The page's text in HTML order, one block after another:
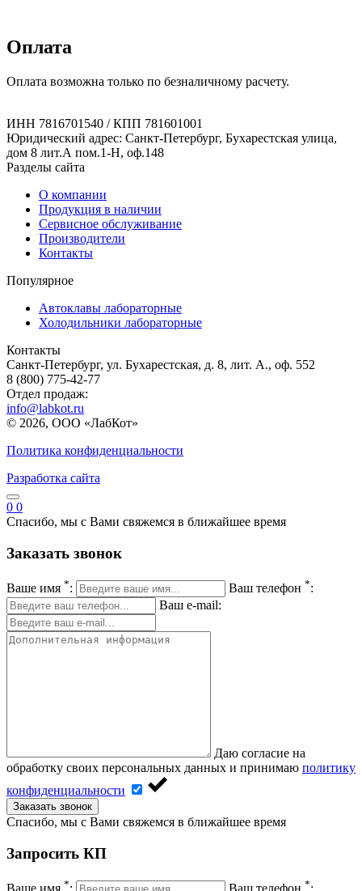
Оплата
Оплата возможна только по безналичному расчету.
ИНН 7816701540 / КПП 781601001
Юридический адрес: Санкт-Петербург, Бухарестская улица,
дом 8 лит.А пом.1-Н, оф.148
Разделы сайта
О компании
Продукция в наличии
Сервисное обслуживание
Производители
Контакты
Популярное
Автоклавы лабораторные
Холодильники лабораторные
Контакты
Санкт-Петербург, ул. Бухарестская, д. 8, лит. А., оф. 552
8 (800) 775-42-77
Отдел продаж:
info@labkot.ru
© 2026, ООО «ЛабКот»
Политика конфиденциальности
Разработка сайта
0 0
Спасибо, мы с Вами свяжемся в ближайшее время
Заказать звонок
Ваше имя *: Ваш телефон *:
Ваш e-mail:
Даю согласие на
обработку своих персональных данных и принимаю политику
конфиденциальности
Заказать звонок
Спасибо, мы с Вами свяжемся в ближайшее время
Запросить КП
Ваше имя *: Ваш телефон *: